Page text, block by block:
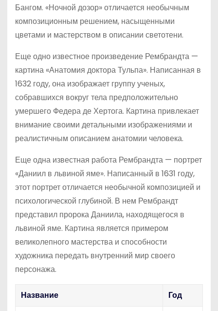
Бангом. «Ночной дозор» отличается необычным
композиционным решением, насыщенными
цветами и мастерством в описании светотени.
Еще одно известное произведение Рембрандта —
картина «Анатомия доктора Тульпа». Написанная в
1632 году, она изображает группу ученых,
собравшихся вокруг тела предположительно
умершего Федера де Хертога. Картина привлекает
внимание своими детальными изображениями и
реалистичным описанием анатомии человека.
Еще одна известная работа Рембрандта — портрет
«Даниил в львиной яме». Написанный в 1631 году,
этот портрет отличается необычной композицией и
психологической глубиной. В нем Рембрандт
представил пророка Даниила, находящегося в
львиной яме. Картина является примером
великолепного мастерства и способности
художника передать внутренний мир своего
персонажа.
Название
Год